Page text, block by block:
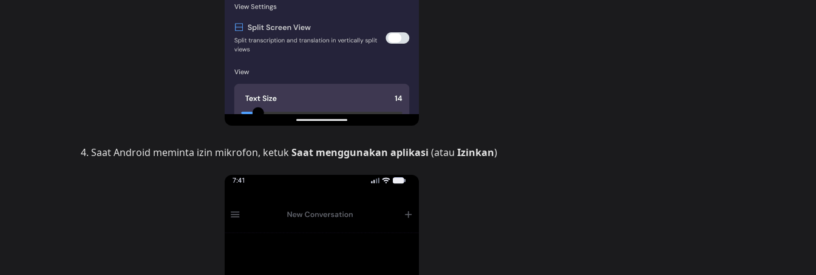
Saat Android meminta izin mikrofon, ketuk Saat menggunakan aplikasi (atau Izinkan)